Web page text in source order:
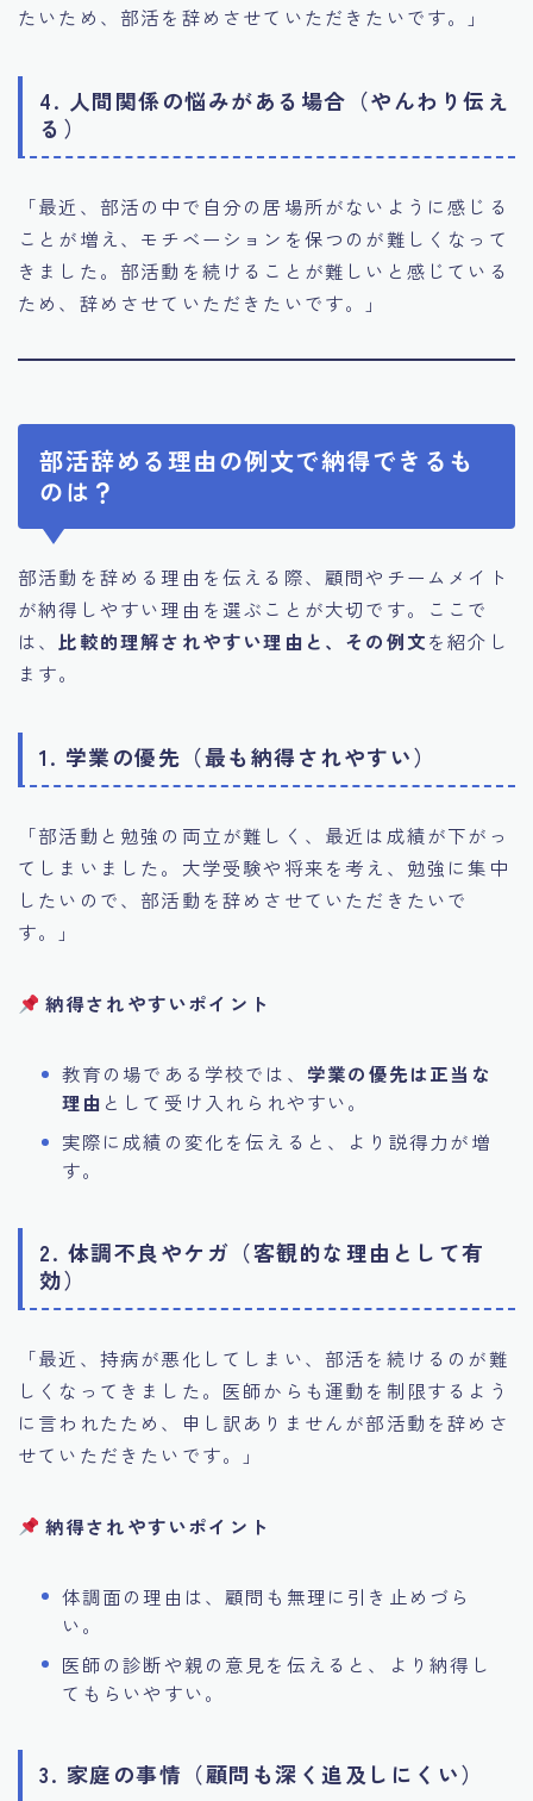
たいため、部活を辞めさせていただきたいです。」
4. 人間関係の悩みがある場合（やんわり伝え
る）
「最近、部活の中で自分の居場所がないように感じる
ことが増え、モチベーションを保つのが難しくなって
きました。部活動を続けることが難しいと感じている
ため、辞めさせていただきたいです。」
部活辞める理由の例文で納得できるも
のは？
部活動を辞める理由を伝える際、顧問やチームメイト
が納得しやすい理由を選ぶことが大切です。ここで
は、 比較的理解されやすい理由と、その例文を紹介し
ます。
1. 学業の優先（最も納得されやすい）
「部活動と勉強の両立が難しく、最近は成績が下がっ
てしまいました。大学受験や将来を考え、勉強に集中
したいので、部活動を辞めさせていただきたいで
す。」
納得されやすいポイント
教育の場である学校では、 学業の優先は正当な
理由 として受け入れられやすい。
実際に成績の変化を伝えると、より説得力が増
す。
2. 体調不良やケガ（客観的な理由として有
効）
「最近、持病が悪化してしまい、部活を続けるのが難
しくなってきました。医師からも運動を制限するよう
に言われたため、申し訳ありませんが部活動を辞めさ
せていただきたいです。」
納得されやすいポイント
体調面の理由は、顧問も無理に引き止めづら
い。
医師の診断や親の意見を伝えると、より納得し
てもらいやすい。
3. 家庭の事情（顧問も深く追及しにくい）